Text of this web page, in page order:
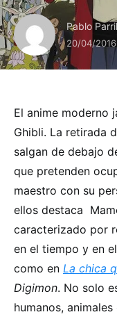
Pablo
20/04/2016
El anime moderno
Ghibli. La retirada
salgan de debajo
que pretenden
maestro con su
ellos destaca
caracterizado por
en el tiempo y en
como en La chica
Digimon. No solo
humanos,